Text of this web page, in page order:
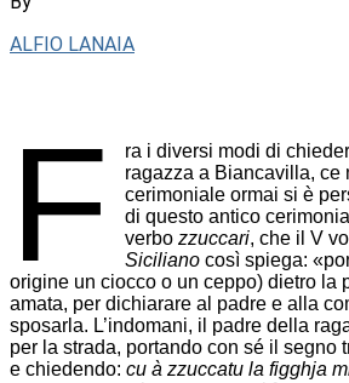
ALFIO LANAIA
F
ra i diversi modi di
ragazza a Biancavilla, ce
cerimoniale ormai si è
di questo antico
verbozzuccari, che il V
Siciliano così spiega:
origine un ciocco o un ceppo) dietro la
amata, per dichiarare al padre e alla
sposarla. L’indomani, il padre della
per la strada, portando con sé il segno
e chiedendo: cu à zzuccatu la figghja